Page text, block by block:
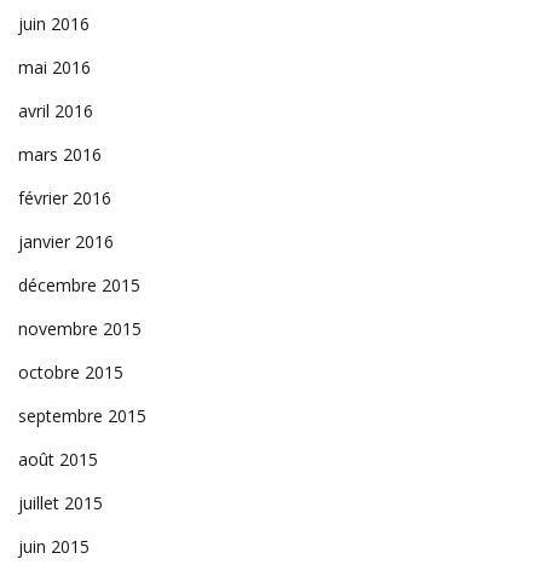
juin 2016
mai 2016
avril 2016
mars 2016
février 2016
janvier 2016
décembre 2015
novembre 2015
octobre 2015
septembre 2015
août 2015
juillet 2015
juin 2015